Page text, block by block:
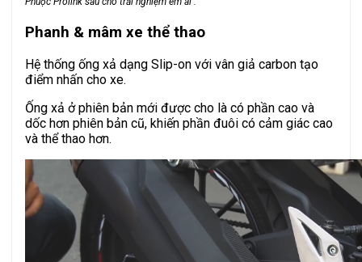
Phanh & mâm xe thể thao
Hệ thống ống xả dạng Slip-on với vân giả carbon tạo
điểm nhấn cho xe.
Ống xả ở phiên bản mới được cho là có phần cao và
dốc hơn phiên bản cũ, khiến phần đuôi có cảm giác cao
và thể thao hơn.